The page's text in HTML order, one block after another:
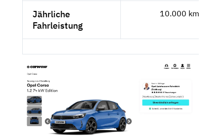
Jährliche
Fahrleistung
10.000 km